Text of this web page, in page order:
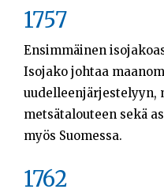
1757
Ensimmäinen
Isojako johtaa
uudelleenjärjestelyyn,
metsätalouteen sekä
myös Suomessa.
1762